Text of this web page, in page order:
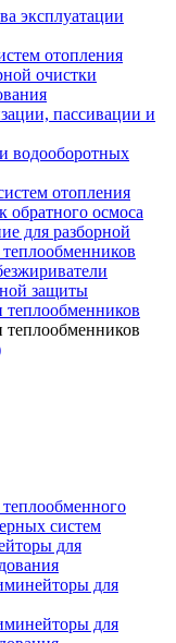
эксплуатации
отопления
очистки
пассивации и
водооборотных
отопления
обратного осмоса
для разборной
защиты
систем
для
для
для